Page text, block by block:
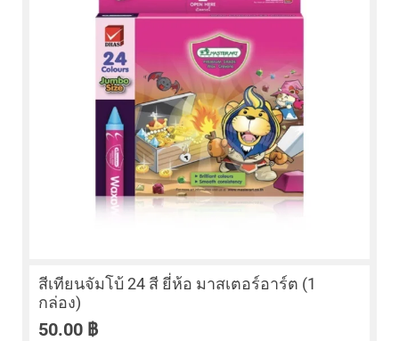
สีเทียนจัมโบ้ 24 สี ยี่ห้อ มาสเตอร์อาร์ต (1
กล่อง)
50.00 ฿